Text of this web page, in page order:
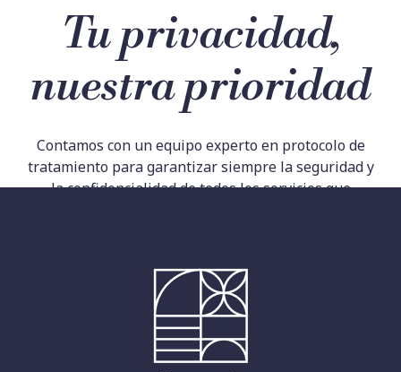
Tu privacidad,
nuestra prioridad
Contamos con un equipo experto en protocolo de
tratamiento para garantizar siempre la seguridad y
la confidencialidad de todos los servicios que